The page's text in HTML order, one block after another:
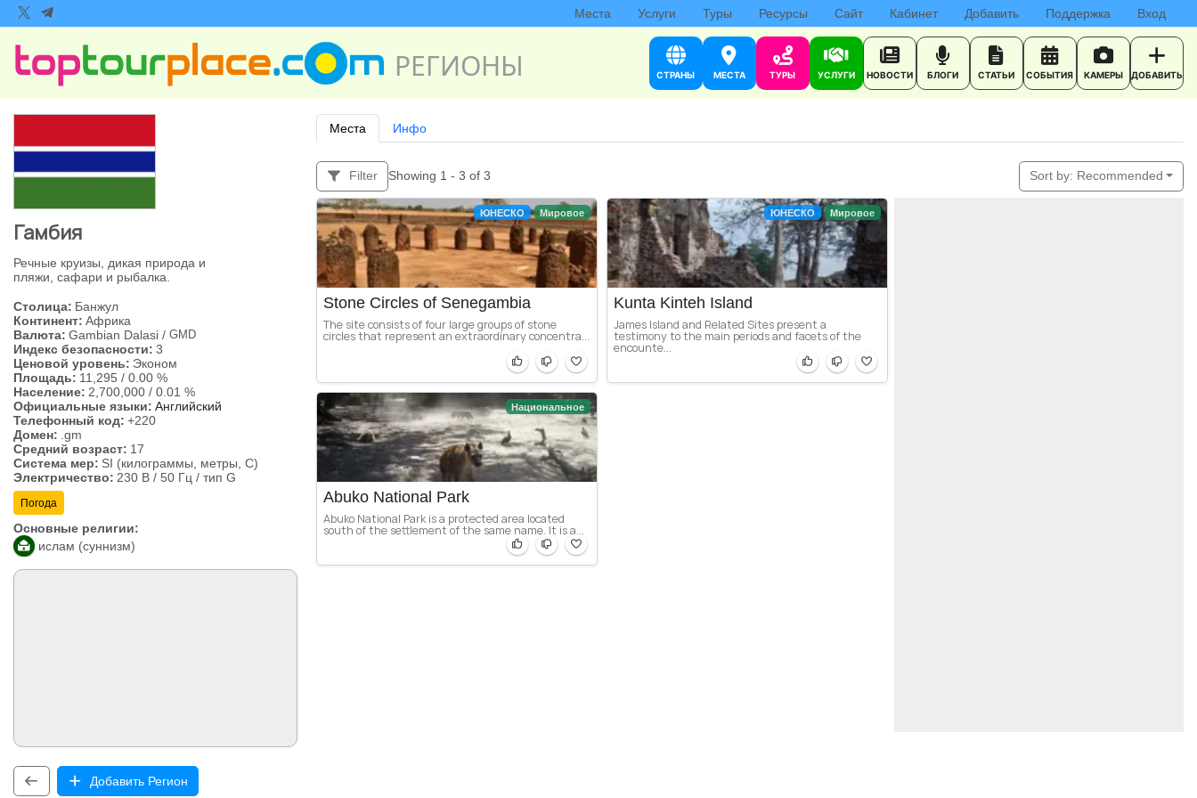
Места Услуги Туры Ресурсы Сайт Кабинет Добавить Поддержка Вход
РЕГИОНЫ СТРАНЫ МЕСТА ТУРЫ УСЛУГИ НОВОСТИ БЛОГИ СТАТЬИ СОБЫТИЯ КАМЕРЫ ДОБАВИТЬ
Гамбия
Речные круизы, дикая природа и
пляжи, сафари и рыбалка.
Столица: Банжул
Континент: Африка
Валюта: Gambian Dalasi / GMD
Индекс безопасности: 3
Ценовой уровень: Эконом
Площадь: 11,295 / 0.00 %
Население: 2,700,000 / 0.01 %
Официальные языки: Английский
Телефонный код: +220
Домен: .gm
Средний возраст: 17
Система мер: SI (килограммы, метры, C)
Электричество: 230 В / 50 Гц / тип G
Погода
Основные религии:
ислам (суннизм)
Добавить Регион
Места Инфо
Filter Showing 1 - 3 of 3 Sort by: Recommended
ЮНЕСКО Мировое
Stone Circles of Senegambia
The site consists of four large groups of stone
circles that represent an extraordinary concentra...
ЮНЕСКО Мировое
Kunta Kinteh Island
James Island and Related Sites present a
testimony to the main periods and facets of the
encounte...
Национальное
Abuko National Park
Abuko National Park is a protected area located
south of the settlement of the same name. It is a...